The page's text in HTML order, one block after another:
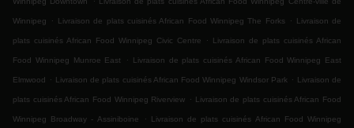
Winnipeg . Livraison de plats cuisinés African Food Winnipeg The Forks . Livraison de
plats cuisinés African Food Winnipeg Civic Centre . Livraison de plats cuisinés African
Food Winnipeg Munroe East . Livraison de plats cuisinés African Food Winnipeg East
Elmwood . Livraison de plats cuisinés African Food Winnipeg Windsor Park . Livraison de
plats cuisinés African Food Winnipeg Riverview . Livraison de plats cuisinés African Food
Winnipeg Broadway - Assiniboine . Livraison de plats cuisinés African Food Winnipeg